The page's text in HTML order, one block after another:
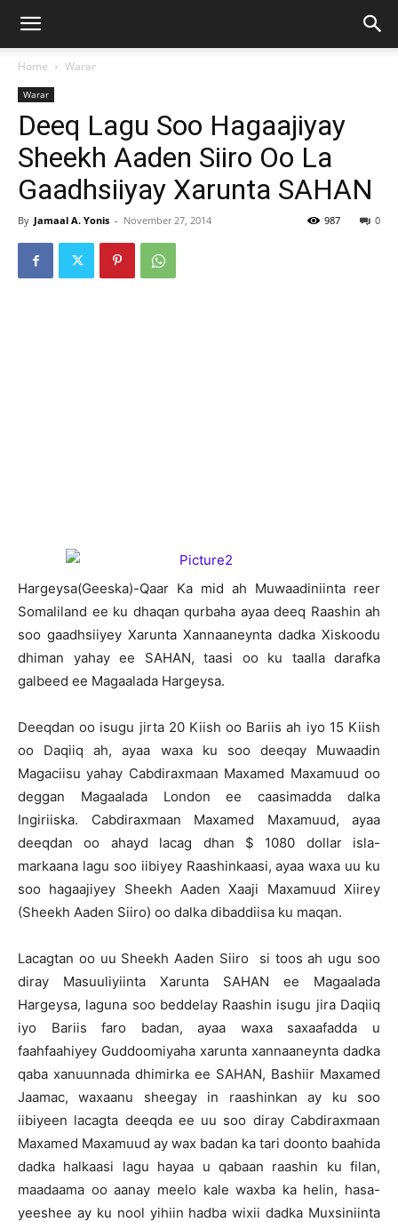
Home Warar
Warar
Deeq Lagu Soo Hagaajiyay
Sheekh Aaden Siiro Oo La
Gaadhsiiyay Xarunta SAHAN
By Jamaal A. Yonis - November 27, 2014 0
987
Hargeysa(Geeska)-Qaar Ka mid ah Muwaadiniinta reer
Somaliland ee ku dhaqan qurbaha ayaa deeq Raashin ah
soo gaadhsiiyey Xarunta Xannaaneynta dadka Xiskoodu
dhiman yahay ee SAHAN, taasi oo ku taalla darafka
galbeed ee Magaalada Hargeysa.
Deeqdan oo isugu jirta 20 Kiish oo Bariis ah iyo 15 Kiish
oo Daqiiq ah, ayaa waxa ku soo deeqay Muwaadin
Magaciisu yahay Cabdiraxmaan Maxamed Maxamuud oo
deggan Magaalada London ee caasimadda dalka
Ingiriiska. Cabdiraxmaan Maxamed Maxamuud, ayaa
deeqdan oo ahayd lacag dhan $ 1080 dollar isla-
markaana lagu soo iibiyey Raashinkaasi, ayaa waxa uu ku
soo hagaajiyey Sheekh Aaden Xaaji Maxamuud Xiirey
(Sheekh Aaden Siiro) oo dalka dibaddiisa ku maqan.
Lacagtan oo uu Sheekh Aaden Siiro si toos ah ugu soo
diray Masuuliyiinta Xarunta SAHAN ee Magaalada
Hargeysa, laguna soo beddelay Raashin isugu jira Daqiiq
iyo Bariis faro badan, ayaa waxa saxaafadda u
faahfaahiyey Guddoomiyaha xarunta xannaaneynta dadka
qaba xanuunnada dhimirka ee SAHAN, Bashiir Maxamed
Jaamac, waxaanu sheegay in raashinkan ay ku soo
iibiyeen lacagta deeqda ee uu soo diray Cabdiraxmaan
Maxamed Maxamuud ay wax badan ka tari doonto baahida
dadka halkaasi lagu hayaa u qabaan raashin ku filan,
maadaama oo aanay meelo kale waxba ka helin, hasa-
yeeshee ay ku nool yihiin hadba wixii dadka Muxsiniinta